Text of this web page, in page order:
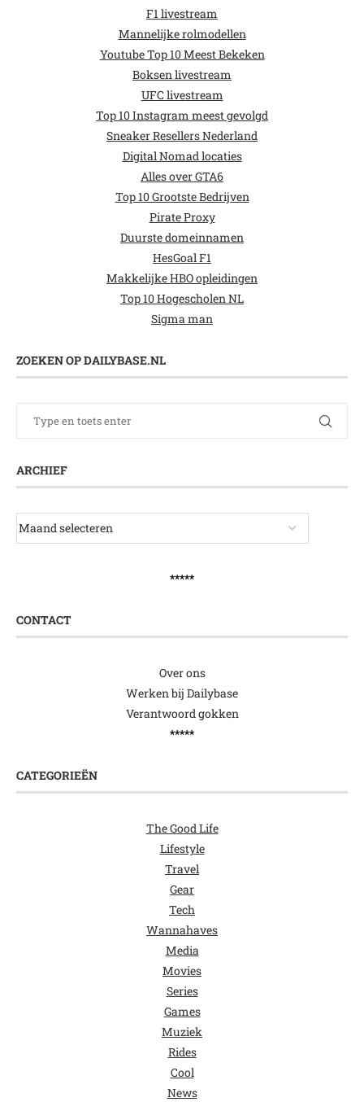
F1 livestream
Mannelijke rolmodellen
Youtube Top 10 Meest Bekeken
Boksen livestream
UFC livestream
Top 10 Instagram meest gevolgd
Sneaker Resellers Nederland
Digital Nomad locaties
Alles over GTA6
Top 10 Grootste Bedrijven
Pirate Proxy
Duurste domeinnamen
HesGoal F1
Makkelijke HBO opleidingen
Top 10 Hogescholen NL
Sigma man
ZOEKEN OP DAILYBASE.NL
ARCHIEF
*****
CONTACT
Over ons
Werken bij Dailybase
Verantwoord gokken
*****
CATEGORIEËN
The Good Life
Lifestyle
Travel
Gear
Tech
Wannahaves
Media
Movies
Series
Games
Muziek
Rides
Cool
News